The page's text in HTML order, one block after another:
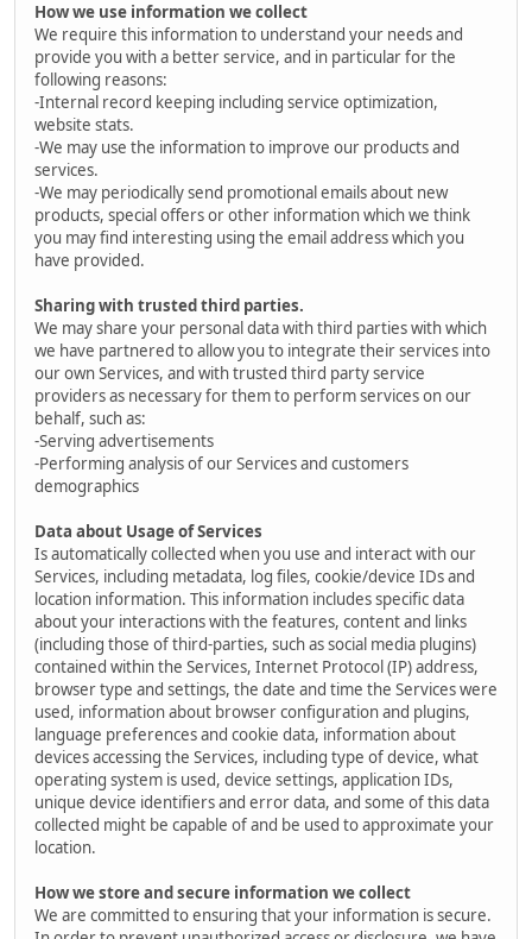
How we use information we collect
We require this information to understand your needs and
provide you with a better service, and in particular for the
following reasons:
-Internal record keeping including service optimization,
website stats.
-We may use the information to improve our products and
services.
-We may periodically send promotional emails about new
products, special offers or other information which we think
you may find interesting using the email address which you
have provided.
Sharing with trusted third parties.
We may share your personal data with third parties with which
we have partnered to allow you to integrate their services into
our own Services, and with trusted third party service
providers as necessary for them to perform services on our
behalf, such as:
-Serving advertisements
-Performing analysis of our Services and customers
demographics
Data about Usage of Services
Is automatically collected when you use and interact with our
Services, including metadata, log files, cookie/device IDs and
location information. This information includes specific data
about your interactions with the features, content and links
(including those of third-parties, such as social media plugins)
contained within the Services, Internet Protocol (IP) address,
browser type and settings, the date and time the Services were
used, information about browser configuration and plugins,
language preferences and cookie data, information about
devices accessing the Services, including type of device, what
operating system is used, device settings, application IDs,
unique device identifiers and error data, and some of this data
collected might be capable of and be used to approximate your
location.
How we store and secure information we collect
We are committed to ensuring that your information is secure.